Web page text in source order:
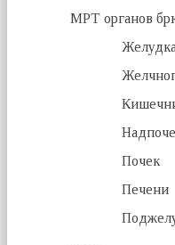
МРТ органов
Желудка
Почек
Печени